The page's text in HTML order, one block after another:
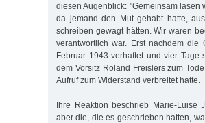
diesen Augenblick: "Gemeinsam lasen
da jemand den Mut gehabt hatte,
schreiben gewagt hätten. Wir waren
verantwortlich war. Erst nachdem
Februar 1943 verhaftet und vier Tage
dem Vorsitz Roland Freislers zum
Aufruf zum Widerstand verbreitet hatte.
Ihre Reaktion beschrieb Marie-Luise
aber die, die es geschrieben hatten,